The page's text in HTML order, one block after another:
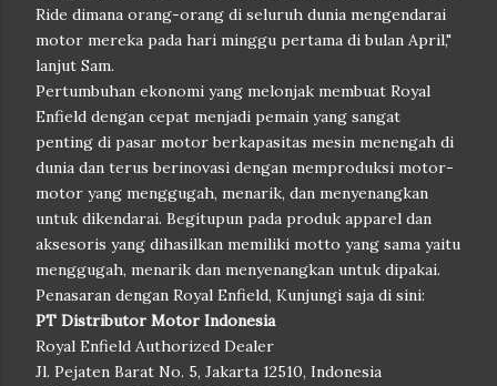
Ride dimana orang-orang di seluruh dunia mengendarai
motor mereka pada hari minggu pertama di bulan April,"
lanjut Sam.
Pertumbuhan ekonomi yang melonjak membuat Royal
Enfield dengan cepat menjadi pemain yang sangat
penting di pasar motor berkapasitas mesin menengah di
dunia dan terus berinovasi dengan memproduksi motor-
motor yang menggugah, menarik, dan menyenangkan
untuk dikendarai. Begitupun pada produk apparel dan
aksesoris yang dihasilkan memiliki motto yang sama yaitu
menggugah, menarik dan menyenangkan untuk dipakai.
Penasaran dengan Royal Enfield, Kunjungi saja di sini:
PT Distributor Motor Indonesia
Royal Enfield Authorized Dealer
Jl. Pejaten Barat No. 5, Jakarta 12510, Indonesia